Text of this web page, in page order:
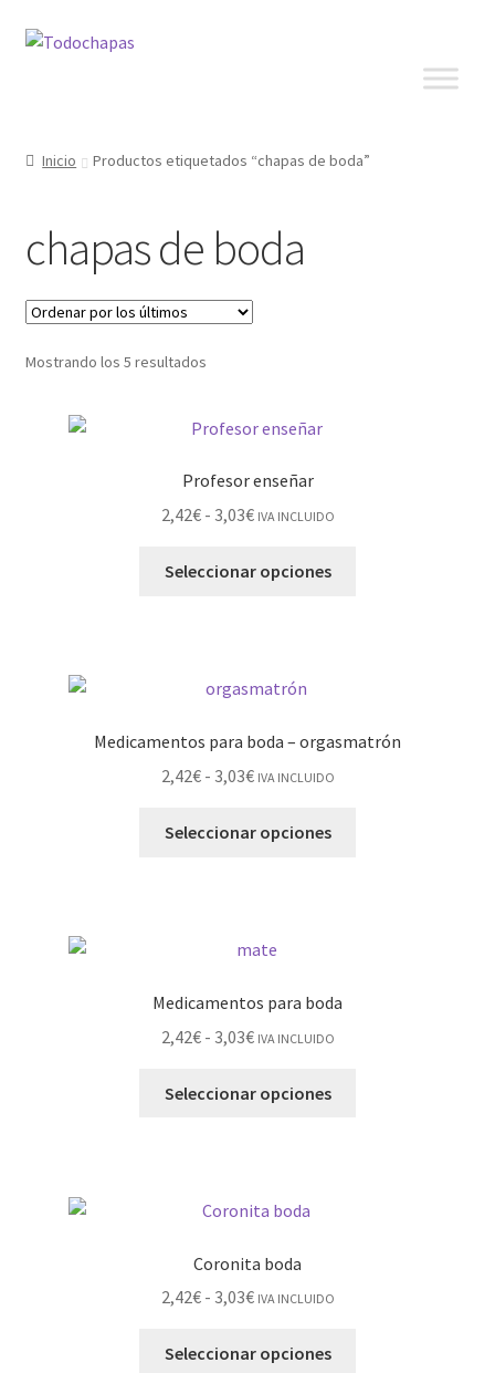
Inicio Productos etiquetados “chapas de boda”
chapas de boda
Mostrando los 5 resultados
Profesor enseñar
2,42€ - 3,03€ IVA INCLUIDO
Seleccionar opciones
Medicamentos para boda – orgasmatrón
2,42€ - 3,03€ IVA INCLUIDO
Seleccionar opciones
Medicamentos para boda
2,42€ - 3,03€ IVA INCLUIDO
Seleccionar opciones
Coronita boda
2,42€ - 3,03€ IVA INCLUIDO
Seleccionar opciones